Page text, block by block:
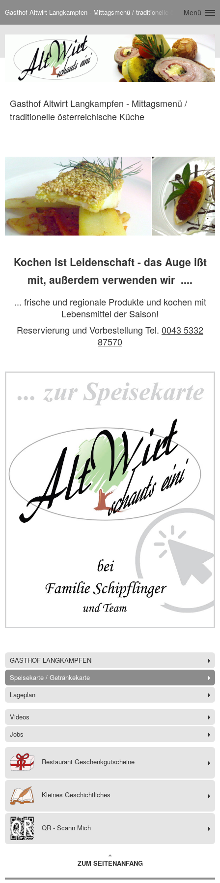
Gasthof Altwirt Langkampfen - Mittagsmenü / traditionelle österreichische
Menü
Gasthof Altwirt Langkampfen - Mittagsmenü /
traditionelle österreichische Küche
Kochen ist Leidenschaft - das Auge ißt
mit, außerdem verwenden wir ....
... frische und regionale Produkte und kochen mit
Lebensmittel der Saison!
Reservierung und Vorbestellung Tel. 0043 5332
87570
GASTHOF LANGKAMPFEN
Speisekarte / Getränkekarte
Lageplan
Videos
Jobs
Restaurant Geschenkgutscheine
Kleines Geschichtliches
QR - Scann Mich
ZUM SEITENANFANG